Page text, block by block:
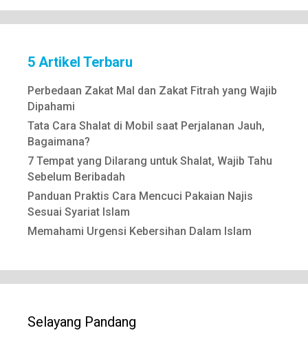
5 Artikel Terbaru
Perbedaan Zakat Mal dan Zakat Fitrah yang Wajib
Dipahami
Tata Cara Shalat di Mobil saat Perjalanan Jauh,
Bagaimana?
7 Tempat yang Dilarang untuk Shalat, Wajib Tahu
Sebelum Beribadah
Panduan Praktis Cara Mencuci Pakaian Najis
Sesuai Syariat Islam
Memahami Urgensi Kebersihan Dalam Islam
Selayang Pandang